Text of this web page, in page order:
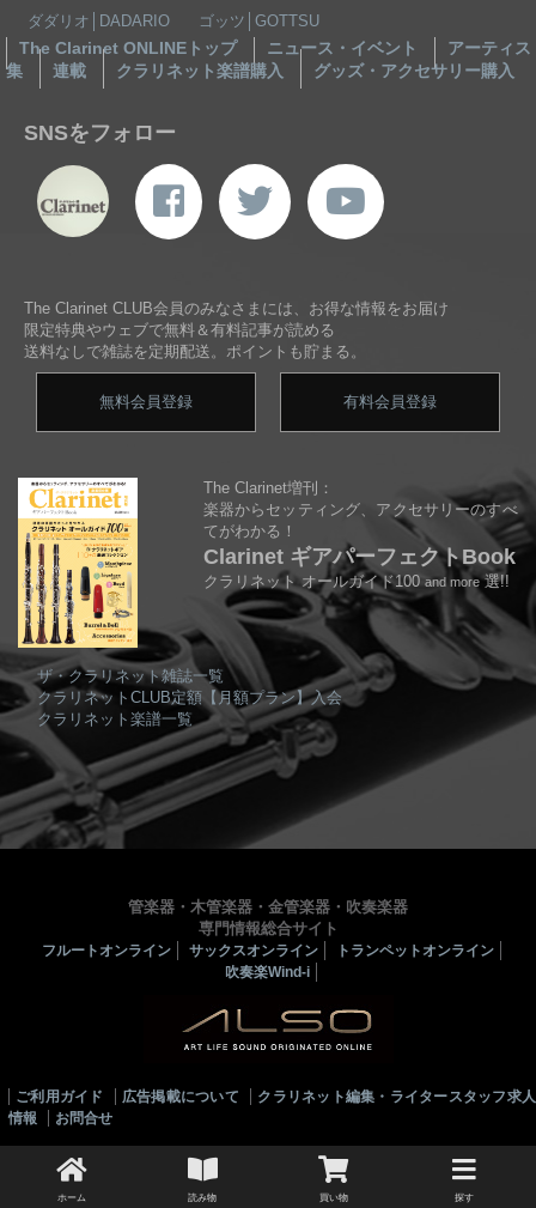
ホーム 読み物 買い物 探す
ダダリオ│DADARIO
ゴッツ│GOTTSU
The Clarinet ONLINEトップ ニュース・イベント
アーティ
集
連載 クラリネット楽譜購入 グッズ・アクセサリー購入
SNSをフォロー
The Clarinet CLUB会員のみなさまには、お得な情報をお届け
限定特典やウェブで無料＆有料記事が読める
送料なしで雑誌を定期配送。ポイントも貯まる。
無料会員登録 有料会員登録
The Clarinet増刊：
楽器からセッティング、アクセサリーのすべ
てがわかる！
Clarinet ギアパーフェクトBook
クラリネット オールガイド100and more選!!
ザ・クラリネット雑誌一覧
クラリネットCLUB定額【月額プラン】入会
クラリネット楽譜一覧
管楽器・木管楽器・金管楽器・吹奏楽器
専門情報総合サイト
フルートオンライン サックスオンライン
トランペットオンライン
吹奏楽Wind-i
ご利用ガイド 広告掲載について
クラリネット編集・ライタースタッフ求人
情報
お問合せ